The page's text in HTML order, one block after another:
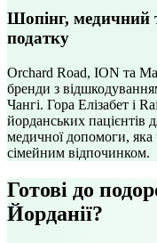
Шопінг, медичний
податку
Orchard Road, ION та
бренди з
Чангі. Гора Елізабет і
йорданських пацієнтів
медичної допомоги, яка
сімейним відпочинком.
Готові до
Йорданії?